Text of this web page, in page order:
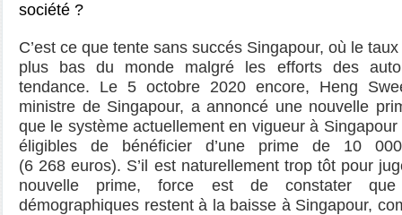
société ?
C’est ce que tente sans succés Singapour, où le
plus bas du monde malgré les efforts des
tendance. Le 5 octobre 2020 encore, Heng
ministre de Singapour, a annoncé une nouvelle
que le système actuellement en vigueur à
éligibles de bénéficier d’une prime de 10
(6 268 euros). S’il est naturellement trop tôt pour
nouvelle prime, force est de constater
démographiques restent à la baisse à Singapour,